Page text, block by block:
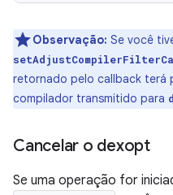
Observação: Se você
retornado pelo callback terá
compilador transmitido para
Cancelar o dexopt
Se uma operação for